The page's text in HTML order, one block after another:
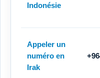
Indonésie
Appeler un
numéro en
Irak